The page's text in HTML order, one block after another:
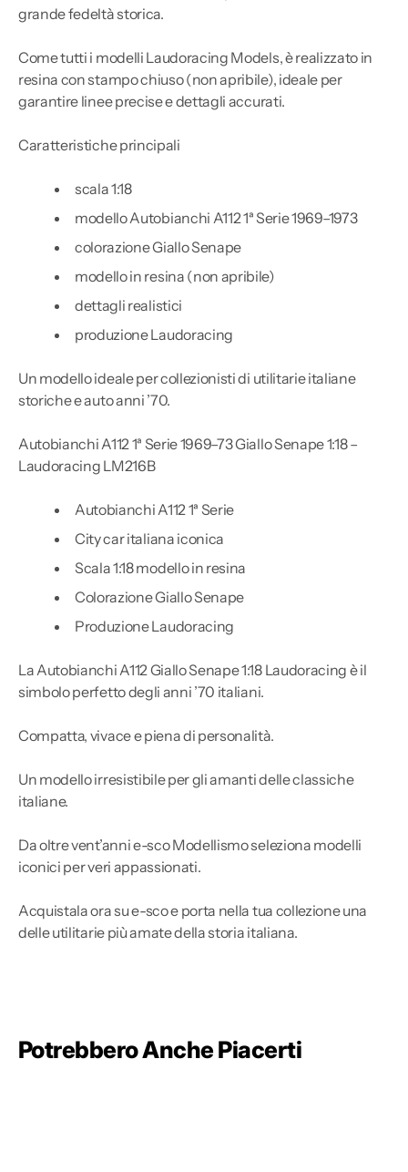
grande fedeltà storica.
Come tutti i modelli Laudoracing Models, è realizzato in
resina con stampo chiuso (non apribile), ideale per
garantire linee precise e dettagli accurati.
Caratteristiche principali
scala 1:18
modello Autobianchi A112 1ª Serie 1969–1973
colorazione Giallo Senape
modello in resina (non apribile)
dettagli realistici
produzione Laudoracing
Un modello ideale per collezionisti di utilitarie italiane
storiche e auto anni ’70.
Autobianchi A112 1ª Serie 1969–73 Giallo Senape 1:18 –
Laudoracing LM216B
Autobianchi A112 1ª Serie
City car italiana iconica
Scala 1:18 modello in resina
Colorazione Giallo Senape
Produzione Laudoracing
La Autobianchi A112 Giallo Senape 1:18 Laudoracing è il
simbolo perfetto degli anni ’70 italiani.
Compatta, vivace e piena di personalità.
Un modello irresistibile per gli amanti delle classiche
italiane.
Da oltre vent’anni e-sco Modellismo seleziona modelli
iconici per veri appassionati.
Acquistala ora su e-sco e porta nella tua collezione una
delle utilitarie più amate della storia italiana.
Potrebbero Anche Piacerti